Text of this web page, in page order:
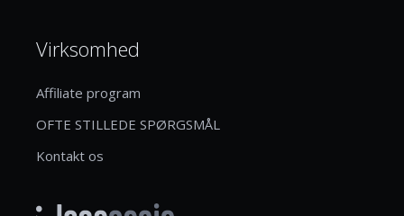
Virksomhed
Affiliate program
OFTE STILLEDE SPØRGSMÅL
Kontakt os